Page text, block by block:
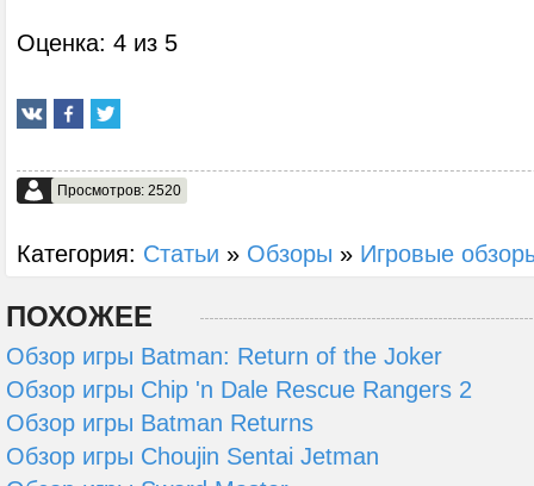
Оценка: 4 из 5
Просмотров: 2520
Категория: Статьи » Обзоры » Игровые
ПОХОЖЕЕ
Обзор игры Batman: Return of the Joker
Обзор игры Chip 'n Dale Rescue Rangers 2
Обзор игры Batman Returns
Обзор игры Choujin Sentai Jetman